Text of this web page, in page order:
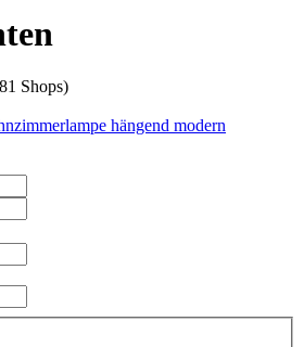
Shops)
hängend modern